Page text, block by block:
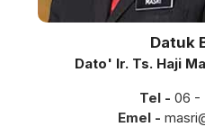
Datuk
Dato' Ir. Ts. Haji
Tel - 06 -
Emel -